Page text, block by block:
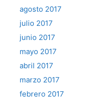
agosto 2017
julio 2017
junio 2017
mayo 2017
abril 2017
marzo 2017
febrero 2017